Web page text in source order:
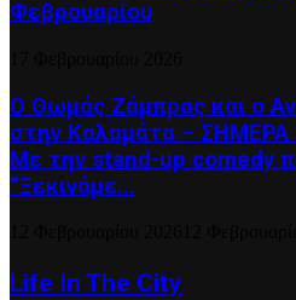
Φεβρουαρίου
Ο Θωμάς Ζάμπρας και ο
στην Καλαμάτα –
Με την stand-up comedy
“Ξεκινάμε...
Life In The City